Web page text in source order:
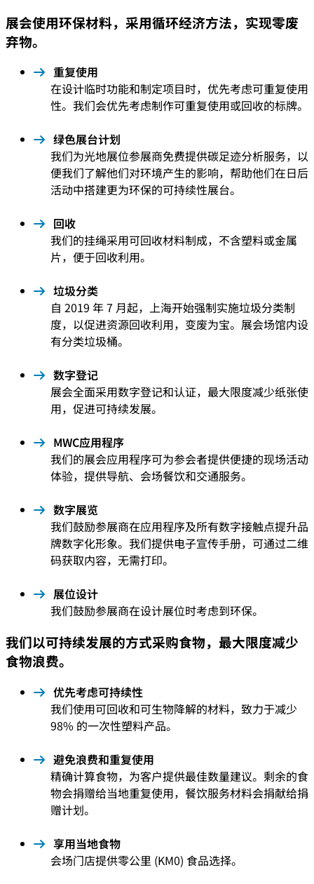
展会使用环保材料，采用循环经济方法，实现零废
弃物。
重复使用
在设计临时功能和制定项目时，优先考虑可重复使用
性。我们会优先考虑制作可重复使用或回收的标牌。
绿色展台计划
我们为光地展位参展商免费提供碳足迹分析服务，以
便我们了解他们对环境产生的影响，帮助他们在日后
活动中搭建更为环保的可持续性展台。
回收
我们的挂绳采用可回收材料制成，不含塑料或金属
片，便于回收利用。
垃圾分类
自 2019 年 7 月起，上海开始强制实施垃圾分类制
度，以促进资源回收利用，变废为宝。展会场馆内设
有分类垃圾桶。
数字登记
展会全面采用数字登记和认证，最大限度减少纸张使
用，促进可持续发展。
MWC应用程序
我们的展会应用程序可为参会者提供便捷的现场活动
体验，提供导航、会场餐饮和交通服务。
数字展览
我们鼓励参展商在应用程序及所有数字接触点提升品
牌数字化形象。我们提供电子宣传手册，可通过二维
码获取内容，无需打印。
展位设计
我们鼓励参展商在设计展位时考虑到环保。
我们以可持续发展的方式采购食物，最大限度减少
食物浪费。
优先考虑可持续性
我们使用可回收和可生物降解的材料，致力于减少
98% 的一次性塑料产品。
避免浪费和重复使用
精确计算食物，为客户提供最佳数量建议。剩余的食
物会捐赠给当地重复使用，餐饮服务材料会捐献给捐
赠计划。
享用当地食物
会场门店提供零公里 (KM0) 食品选择。